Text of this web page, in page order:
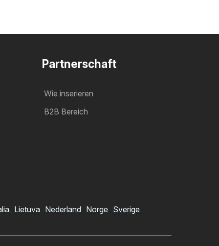
Partnerschaft
Wie inserieren
B2B Bereich
Lietuva Nederland Norge Sverige